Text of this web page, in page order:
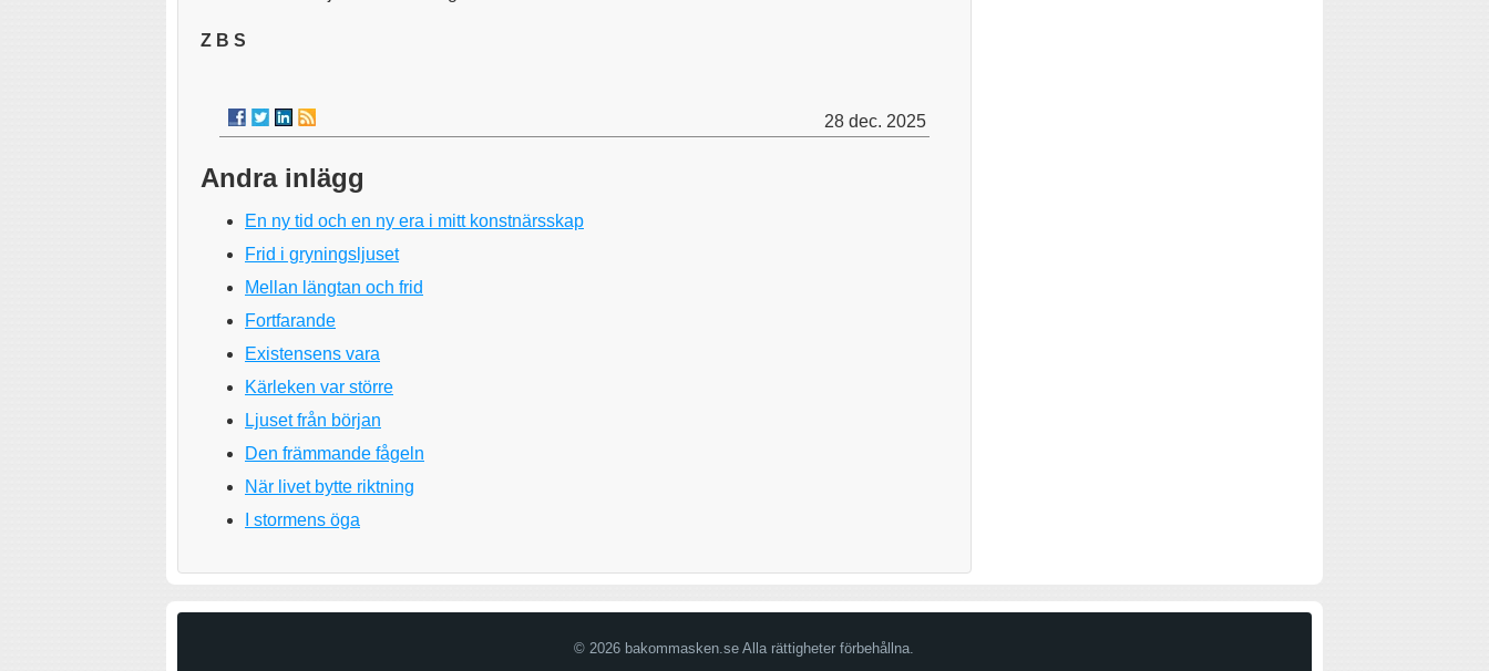
Z B S
28 dec. 2025
Andra inlägg
En ny tid och en ny era i mitt konstnärsskap
Frid i gryningsljuset
Mellan längtan och frid
Fortfarande
Existensens vara
Kärleken var större
Ljuset från början
Den främmande fågeln
När livet bytte riktning
I stormens öga
© 2026 bakommasken.se Alla rättigheter förbehållna.